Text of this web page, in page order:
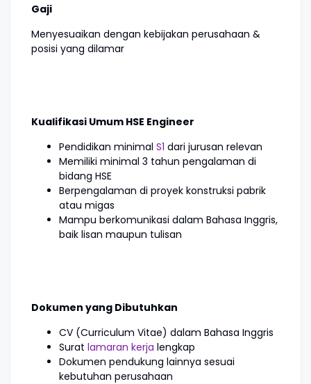
Gaji
Menyesuaikan dengan kebijakan perusahaan &
posisi yang dilamar
Kualifikasi Umum HSE Engineer
Pendidikan minimal S1 dari jurusan relevan
Memiliki minimal 3 tahun pengalaman di
bidang HSE
Berpengalaman di proyek konstruksi pabrik
atau migas
Mampu berkomunikasi dalam Bahasa Inggris,
baik lisan maupun tulisan
Dokumen yang Dibutuhkan
CV (Curriculum Vitae) dalam Bahasa Inggris
Surat lamaran kerja lengkap
Dokumen pendukung lainnya sesuai
kebutuhan perusahaan